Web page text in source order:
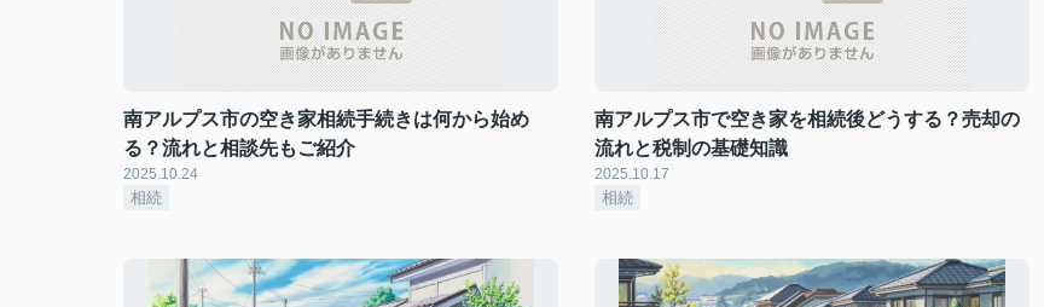
南アルプス市の空き家相続手続きは何から始め
る？流れと相談先もご紹介
2025.10.24
相続
南アルプス市で空き家を相続後どうする？売却の
流れと税制の基礎知識
2025.10.17
相続